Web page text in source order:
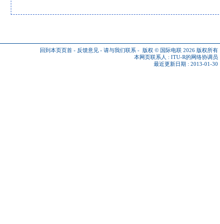
回到本页页首 - 反馈意见 - 请与我们联系 - 版权 © 国际电联 2026 版权所有
本网页联系人 : ITU-R的网络协调员
最近更新日期 : 2013-01-30